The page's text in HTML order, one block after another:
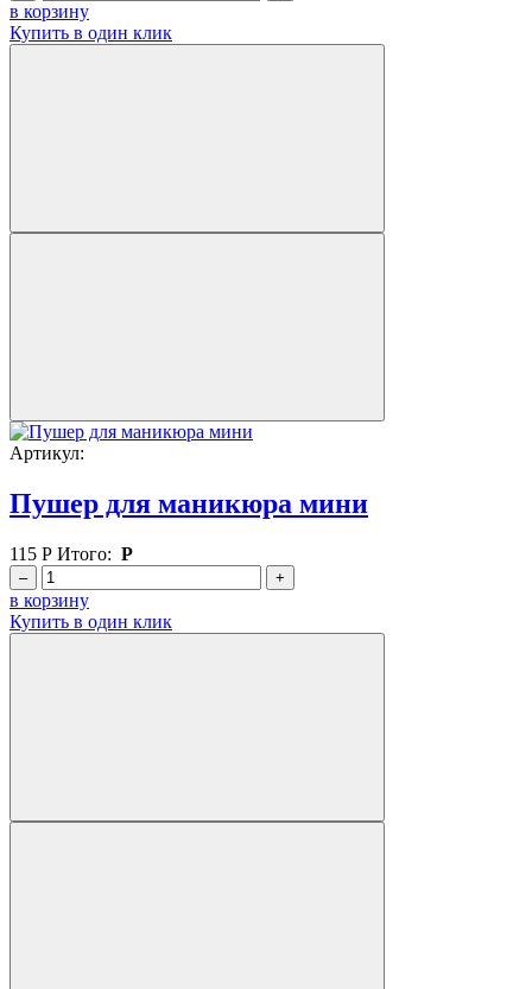
в корзину
Купить в один клик
Артикул:
Пушер для маникюра мини
115 Р Итого: Р
– +
в корзину
Купить в один клик